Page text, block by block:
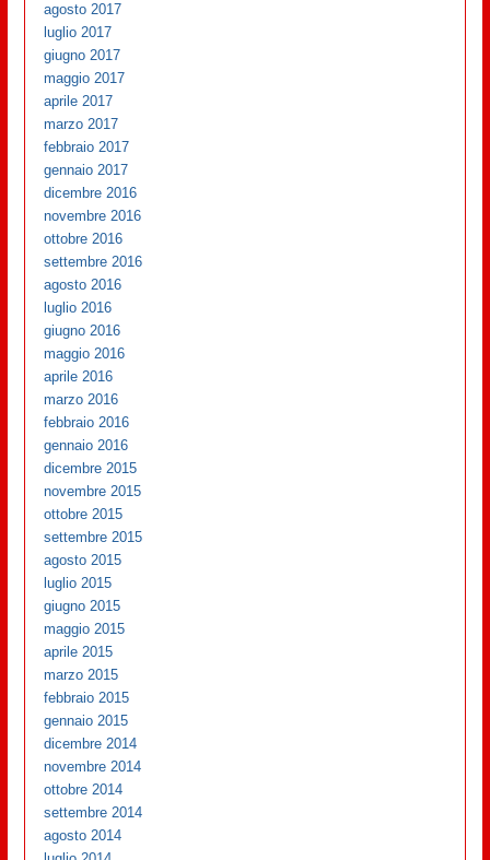
agosto 2017
luglio 2017
giugno 2017
maggio 2017
aprile 2017
marzo 2017
febbraio 2017
gennaio 2017
dicembre 2016
novembre 2016
ottobre 2016
settembre 2016
agosto 2016
luglio 2016
giugno 2016
maggio 2016
aprile 2016
marzo 2016
febbraio 2016
gennaio 2016
dicembre 2015
novembre 2015
ottobre 2015
settembre 2015
agosto 2015
luglio 2015
giugno 2015
maggio 2015
aprile 2015
marzo 2015
febbraio 2015
gennaio 2015
dicembre 2014
novembre 2014
ottobre 2014
settembre 2014
agosto 2014